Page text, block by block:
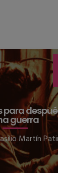
para
guerra
Martín